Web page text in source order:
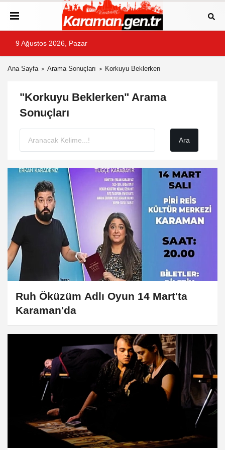
9 Ağustos 2026, Pazar
Ana Sayfa Arama Sonuçları Korkuyu Beklerken
"Korkuyu Beklerken" Arama
Sonuçları
Ruh Öküzüm Adlı Oyun 14 Mart'ta
Karaman'da